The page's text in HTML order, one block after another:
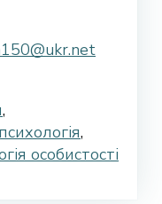
,
,
особистості